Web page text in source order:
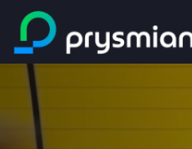
Perquisa
Empresa
Áreas de atuação